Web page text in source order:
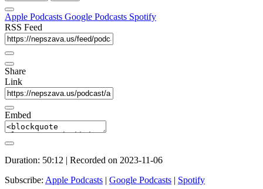
Apple Podcasts Google Podcasts Spotify
RSS Feed
Share
Link
Embed
Duration: 50:12 | Recorded on 2023-11-06
Subscribe: Apple Podcasts | Google Podcasts | Spotify